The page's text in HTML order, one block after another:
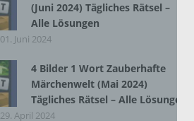
(Juni 2024) Tägliches Rätsel –
Alle Lösungen
01. Juni 2024
4 Bilder 1 Wort Zauberhafte
Märchenwelt (Mai 2024)
Tägliches Rätsel – Alle Lösungen
29. April 2024